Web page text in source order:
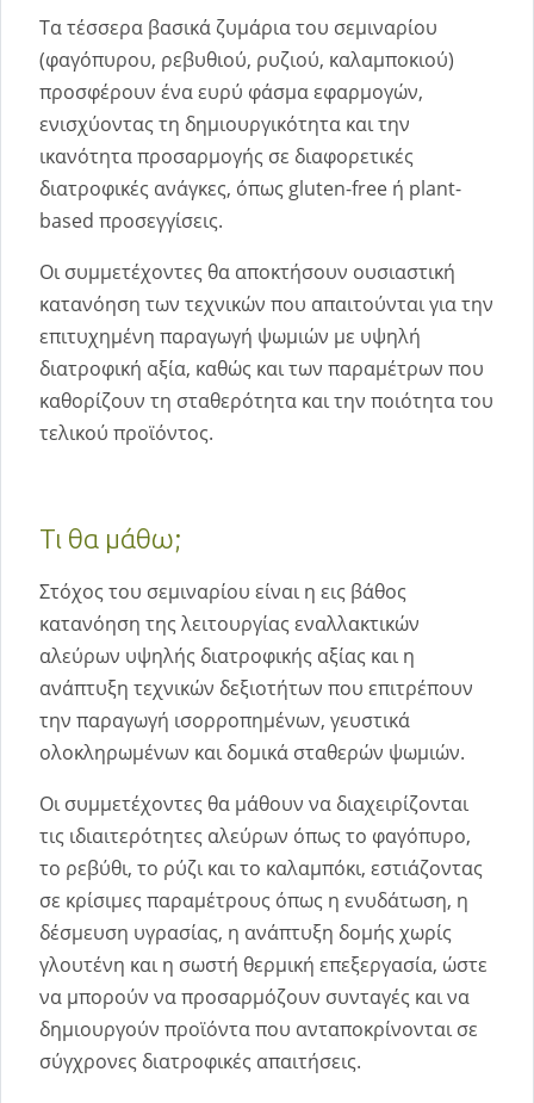
Τα τέσσερα βασικά ζυμάρια του σεμιναρίου
(φαγόπυρου, ρεβυθιού, ρυζιού, καλαμποκιού)
προσφέρουν ένα ευρύ φάσμα εφαρμογών,
ενισχύοντας τη δημιουργικότητα και την
ικανότητα προσαρμογής σε διαφορετικές
διατροφικές ανάγκες, όπως gluten-free ή plant-
based προσεγγίσεις.
Οι συμμετέχοντες θα αποκτήσουν ουσιαστική
κατανόηση των τεχνικών που απαιτούνται για την
επιτυχημένη παραγωγή ψωμιών με υψηλή
διατροφική αξία, καθώς και των παραμέτρων που
καθορίζουν τη σταθερότητα και την ποιότητα του
τελικού προϊόντος.
Τι θα μάθω;
Στόχος του σεμιναρίου είναι η εις βάθος
κατανόηση της λειτουργίας εναλλακτικών
αλεύρων υψηλής διατροφικής αξίας και η
ανάπτυξη τεχνικών δεξιοτήτων που επιτρέπουν
την παραγωγή ισορροπημένων, γευστικά
ολοκληρωμένων και δομικά σταθερών ψωμιών.
Οι συμμετέχοντες θα μάθουν να διαχειρίζονται
τις ιδιαιτερότητες αλεύρων όπως το φαγόπυρο,
το ρεβύθι, το ρύζι και το καλαμπόκι, εστιάζοντας
σε κρίσιμες παραμέτρους όπως η ενυδάτωση, η
δέσμευση υγρασίας, η ανάπτυξη δομής χωρίς
γλουτένη και η σωστή θερμική επεξεργασία, ώστε
να μπορούν να προσαρμόζουν συνταγές και να
δημιουργούν προϊόντα που ανταποκρίνονται σε
σύγχρονες διατροφικές απαιτήσεις.